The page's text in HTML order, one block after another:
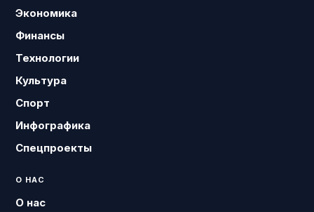
Экономика
Финансы
Технологии
Культура
Спорт
Инфографика
Спецпроекты
О НАС
О нас